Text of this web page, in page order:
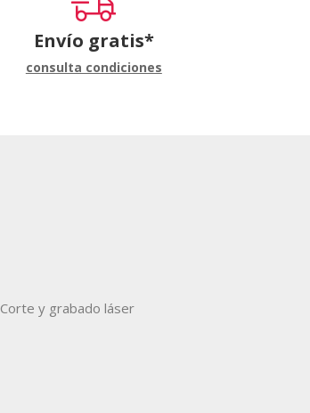
Envío gratis*
consulta condiciones
Corte y grabado láser